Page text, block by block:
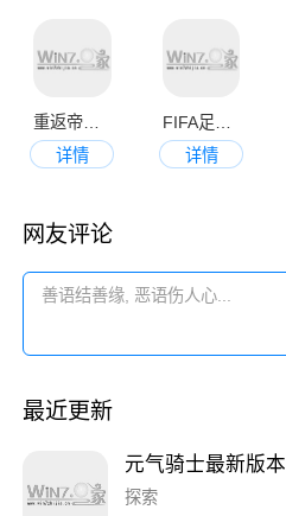
重返帝国官网版
详情
详情
网友评论
最近更新
元气骑士最新版本
探索